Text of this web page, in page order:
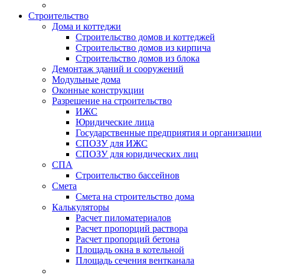
Строительство
Дома и коттеджи
Строительство домов и коттеджей
Строительство домов из кирпича
Строительство домов из блока
Демонтаж зданий и сооружений
Модульные дома
Оконные конструкции
Разрешение на строительство
ИЖС
Юридические лица
Государственные предприятия и организации
СПОЗУ для ИЖС
СПОЗУ для юридических лиц
СПА
Строительство бассейнов
Смета
Смета на строительство дома
Калькуляторы
Расчет пиломатериалов
Расчет пропорций раствора
Расчет пропорций бетона
Площадь окна в котельной
Площадь сечения вентканала